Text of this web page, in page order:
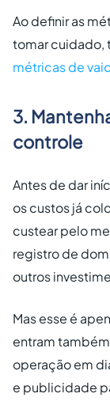
Ao definir as
tomar cuidado,
métricas de
3.
controle
Antes de dar
os custos já
custear pelo
registro de
outros
Mas esse é
entram
operação em
e publicidade